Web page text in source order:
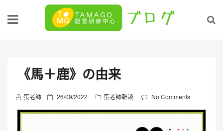
《馬＋鹿》の由来
蛋老師
P
o
26/09/2022 蛋老師雜談 No Comments